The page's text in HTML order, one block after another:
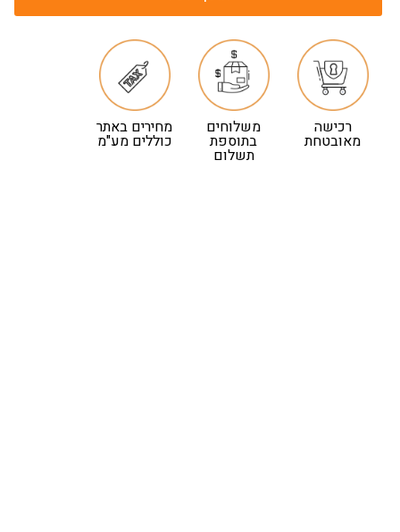
רכישה
מאובטחת
משלוחים
בתוספת
תשלום
מחירים באתר
כוללים מע"מ